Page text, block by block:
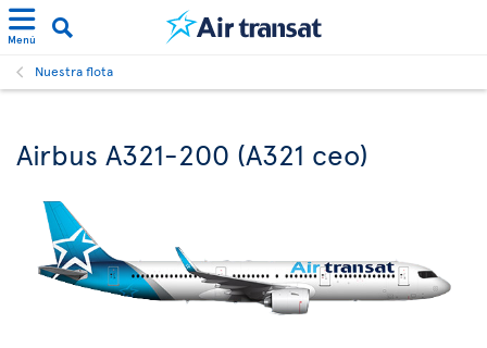
Menú
Nuestra flota
Airbus A321-200 (A321 ceo)